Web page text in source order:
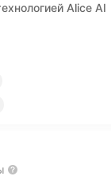
Alice AI